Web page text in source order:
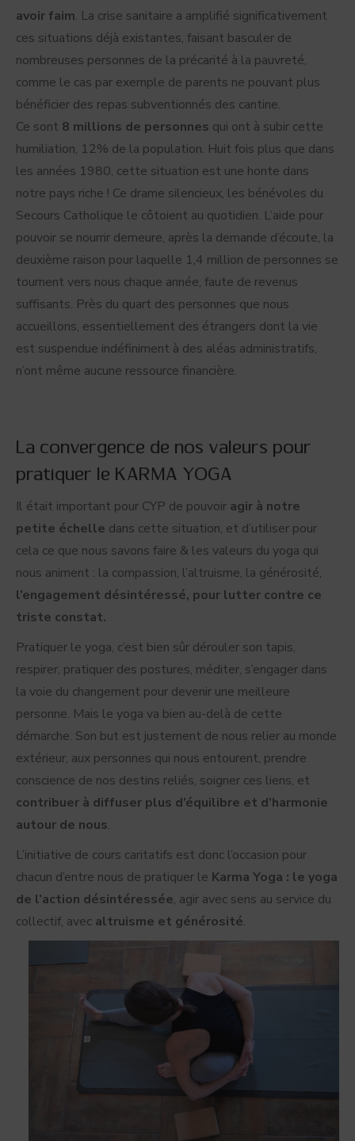
avoir faim. La crise sanitaire a amplifié significativement
ces situations déjà existantes, faisant basculer de
nombreuses personnes de la précarité à la pauvreté,
comme le cas par exemple de parents ne pouvant plus
bénéficier des repas subventionnés des cantine.
Ce sont 8 millions de personnes qui ont à subir cette
humiliation, 12% de la population. Huit fois plus que dans
les années 1980, cette situation est une honte dans
notre pays riche ! Ce drame silencieux, les bénévoles du
Secours Catholique le côtoient au quotidien. L’aide pour
pouvoir se nourrir demeure, après la demande d’écoute, la
deuxième raison pour laquelle 1,4 million de personnes se
tournent vers nous chaque année, faute de revenus
suffisants. Près du quart des personnes que nous
accueillons, essentiellement des étrangers dont la vie
est suspendue indéfiniment à des aléas administratifs,
n’ont même aucune ressource financière.
La convergence de nos valeurs pour
pratiquer le KARMA YOGA
Il était important pour CYP de pouvoir agir à notre
petite échelle dans cette situation, et d’utiliser pour
cela ce que nous savons faire & les valeurs du yoga qui
nous animent : la compassion, l’altruisme, la générosité,
l’engagement désintéressé, pour lutter contre ce
triste constat.
Pratiquer le yoga, c’est bien sûr dérouler son tapis,
respirer, pratiquer des postures, méditer, s’engager dans
la voie du changement pour devenir une meilleure
personne. Mais le yoga va bien au-delà de cette
démarche. Son but est justement de nous relier au monde
extérieur, aux personnes qui nous entourent, prendre
conscience de nos destins reliés, soigner ces liens, et
contribuer à diffuser plus d’équilibre et d’harmonie
autour de nous.
L’initiative de cours caritatifs est donc l’occasion pour
chacun d’entre nous de pratiquer le Karma Yoga : le yoga
de l’action désintéressée, agir avec sens au service du
collectif, avec altruisme et générosité.